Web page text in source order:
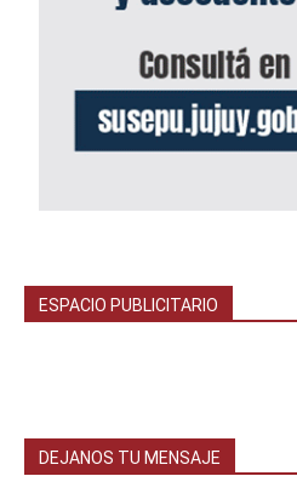
ESPACIO PUBLICITARIO
DEJANOS TU MENSAJE